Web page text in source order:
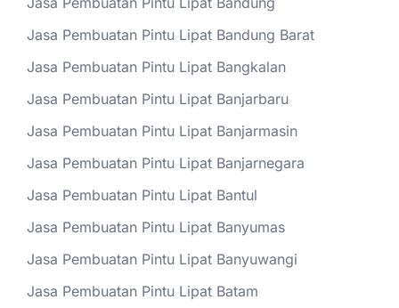
Jasa Pembuatan Pintu Lipat Bandung Barat
Jasa Pembuatan Pintu Lipat Bangkalan
Jasa Pembuatan Pintu Lipat Banjarbaru
Jasa Pembuatan Pintu Lipat Banjarmasin
Jasa Pembuatan Pintu Lipat Banjarnegara
Jasa Pembuatan Pintu Lipat Bantul
Jasa Pembuatan Pintu Lipat Banyumas
Jasa Pembuatan Pintu Lipat Banyuwangi
Jasa Pembuatan Pintu Lipat Batam